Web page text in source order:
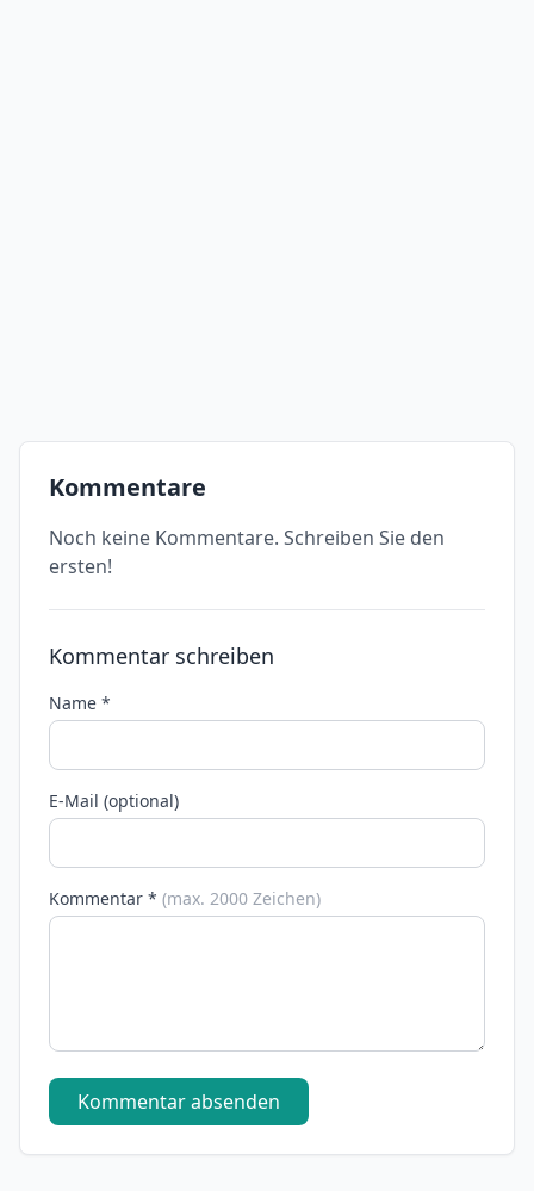
Kommentare
Noch keine Kommentare. Schreiben Sie den
ersten!
Kommentar schreiben
Name *
E-Mail (optional)
Kommentar * (max. 2000 Zeichen)
Kommentar absenden